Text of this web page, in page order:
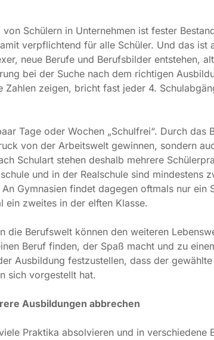
verpflichtend für alle Schüler. Und das ist auch
Berufe und Berufsbilder entstehen, alte Berufe
nach dem richtigen Ausbildungsberuf ist
4. Schulabgänger die Ausbildung ab.
oder Wochen „Schulfrei“. Durch das
stehen deshalb mehrere Schülerpraktika
Realschule sind mindestens zwei Praktika ab
dagegen oftmals nur ein Schülerpraktikum
der elften Klasse.
Berufswelt können den weiteren Lebensweg
festzustellen, dass der gewählte Beruf
hat.
Ausbildungen abbrechen
Praktika absolvieren und in verschiedene
gefällt oder man mit dem Arbeitgeber nicht